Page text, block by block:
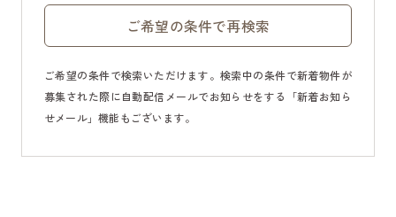
ご希望の条件で再検索
ご希望の条件で検索いただけます。検索中の条件で新着物件が
募集された際に自動配信メールでお知らせをする「新着お知ら
せメール」機能もございます。